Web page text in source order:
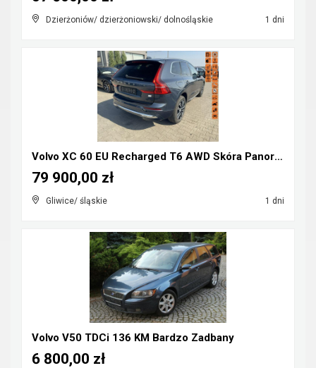
Dzierżoniów/ dzierżoniowski/ dolnośląskie 1 dni
Volvo XC 60 EU Recharged T6 AWD Skóra Panorama Pam...
Gliwice/ śląskie 1 dni
79 900,00 zł
Volvo V50 TDCi 136 KM Bardzo Zadbany
6 800,00 zł